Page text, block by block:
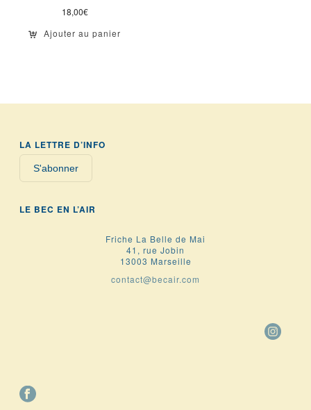
18,00€
Ajouter au panier
LA LETTRE D’INFO
S'abonner
LE BEC EN L’AIR
Friche La Belle de Mai
41, rue Jobin
13003 Marseille
contact@becair.com